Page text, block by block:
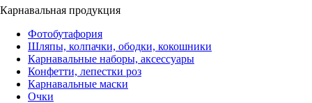
Карнавальная продукция
Фотобутафория
Шляпы, колпачки, ободки, кокошники
Карнавальные наборы, аксессуары
Конфетти, лепестки роз
Карнавальные маски
Очки